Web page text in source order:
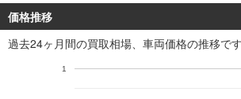
価格推移
過去24ヶ月間の買取相場、車両価格の推移です
1